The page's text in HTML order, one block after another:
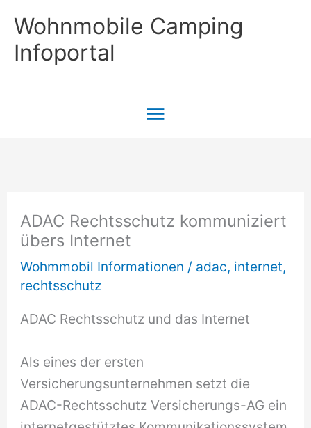
Inhalt
springen
Wohnmobile Camping
Infoportal
Hauptmenü
ADAC Rechtsschutz kommuniziert
übers Internet
Wohmmobil Informationen / adac, internet,
rechtsschutz
ADAC Rechtsschutz und das Internet
Als eines der ersten
Versicherungsunternehmen setzt die
ADAC-Rechtsschutz Versicherungs-AG ein